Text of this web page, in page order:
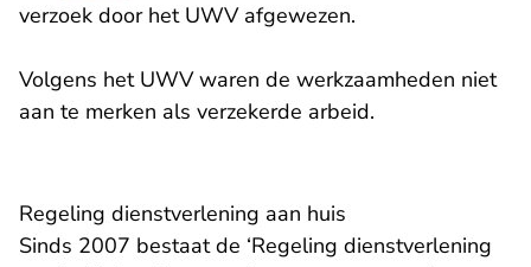
verzoek door het UWV afgewezen.
Volgens het UWV waren de werkzaamheden niet
aan te merken als verzekerde arbeid.
Regeling dienstverlening aan huis
Sinds 2007 bestaat de ‘Regeling dienstverlening